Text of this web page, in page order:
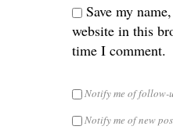
Save my
website in this
time I comment.
Notify me of follow-
Notify me of new